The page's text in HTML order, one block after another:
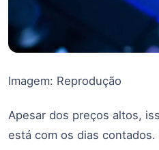
Imagem: Reprodução
Apesar dos preços altos,
está com os dias